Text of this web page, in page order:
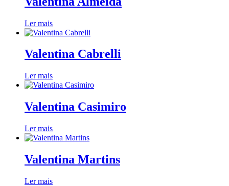
Ler mais
Valentina Cabrelli
Ler mais
Valentina Casimiro
Ler mais
Valentina Martins
Ler mais